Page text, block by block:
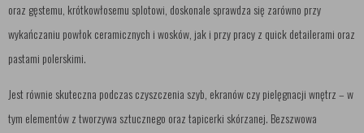
oraz gęstemu, krótkowłosemu splotowi, doskonale sprawdza się zarówno przy
wykańczaniu powłok ceramicznych i wosków, jak i przy pracy z quick detailerami oraz
pastami polerskimi.
Jest równie skuteczna podczas czyszczenia szyb, ekranów czy pielęgnacji wnętrz – w
tym elementów z tworzywa sztucznego oraz tapicerki skórzanej. Bezszwowa